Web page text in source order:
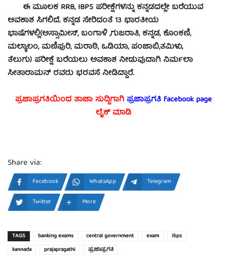
ಈ ಮೂಲಕ RRB, IBPS ಪರೀಕ್ಷೆಗಳನ್ನು ಕನ್ನಡದಲ್ಲೇ ಬರೆಯುವ
ಅವಕಾಶ ಸಿಗಲಿದೆ. ಕನ್ನಡ ಸೇರಿದಂತೆ 13 ಭಾರತೀಯ
ಭಾಷೆಗಳಲ್ಲಿ(ಅಸ್ಸಾಮೀಸ್, ಬಂಗಾಳಿ ,ಗುಜರಾತಿ, ಕನ್ನಡ, ಕೊಂಕಣಿ,
ಮಲ್ಯಾಲಂ, ಮಣಿಪುರಿ, ಮರಾಠಿ, ಒಡಿಯಾ, ಪಂಜಾಬಿ,ತಮಿಳು,
ತೆಲುಗು) ಪರೀಕ್ಷೆ ಬರೆಯಲು ಅವಕಾಶ ನೀಡುವುದಾಗಿ ನಿರ್ಮಲಾ
ಸೀತಾರಾಮನ್ ರವರು ಭರವಸೆ ನೀಡಿದ್ದಾರೆ.
ಪ್ರಜಾಪ್ರಗತಿಯಿಂದ ತಾಜಾ ಸುದ್ದಿಗಾಗಿಪ್ರಜಾಪ್ರಗತಿ facebookpage
ಲೈಕ್ ಮಾಡಿ
Share via:
Facebook WhatsApp
Telegram
Twitter
More
TAGS banking exams central government exam
ibps
kannada
prajapragathi ಪ್ರಜಾಪ್ರಗತಿ